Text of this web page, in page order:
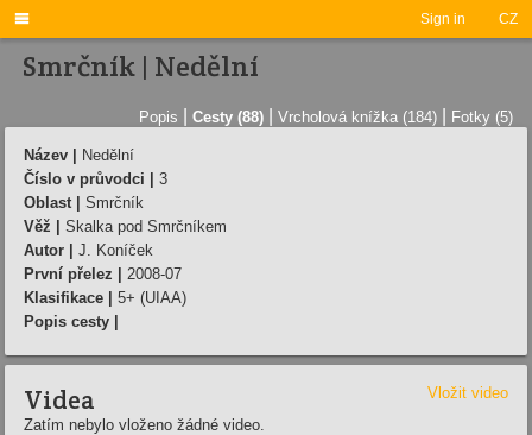
Sign in CZ

Smrčník | Nedělní­
Popis Cesty (88) Vrcholová knížka (184) Fotky (5)
Název |
Nedělní­
Číslo v průvodci |
3
Oblast |
Smrčník
Věž |
Skalka pod Smrční­kem
Autor |
J. Koní­ček
První přelez |
2008-07
Klasifikace |
5+ (UIAA)
Popis cesty |
Videa
Vložit video
Zatím nebylo vloženo žádné video.